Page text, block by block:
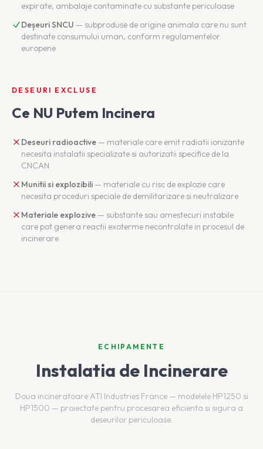
expirate, ambalaje contaminate cu substante periculoase
Deșeuri SNCU — subproduse de origine animala care nu sunt
destinate consumului uman, conform regulamentelor
europene
DESEURI EXCLUSE
Ce NU Putem Incinera
Deseuri radioactive — materiale care emit radiatii ionizante
necesita instalatii specializate si autorizatii specifice de la
CNCAN
Munitii si explozibili — materiale cu risc de explozie care
necesita proceduri speciale de demilitarizare si neutralizare
Materiale explozive — substante sau amestecuri instabile
care pot genera reactii exoterme necontrolate in procesul de
incinerare
ECHIPAMENTE
Instalatia de Incinerare
Doua incineratoare ATI Industries France — modelele HP1250 si
HP1500 — proiectate pentru procesarea eficienta si sigura a
deseurilor periculoase.